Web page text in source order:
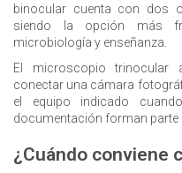
binocular cuenta con dos
siendo la opción más
microbiología y enseñanza.
El microscopio trinocular
conectar una cámara
el equipo indicado
documentación forman parte
¿Cuándo conviene